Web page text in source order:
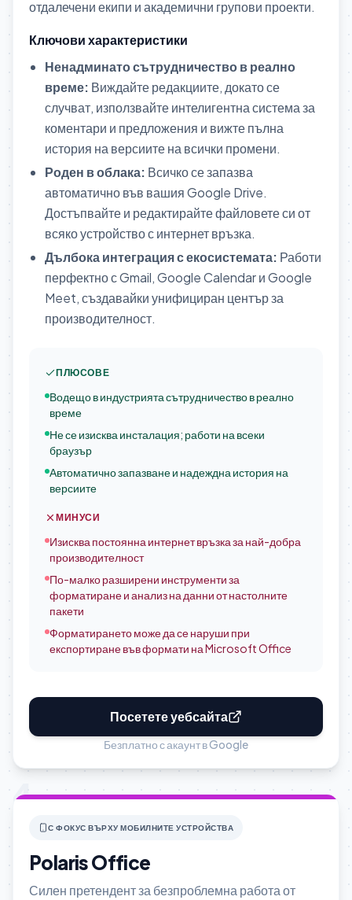
отдалечени екипи и академични групови проекти.
Ключови характеристики
Ненадминато сътрудничество в реално
време: Виждайте редакциите, докато се
случват, използвайте интелигентна система за
коментари и предложения и вижте пълна
история на версиите на всички промени.
Роден в облака: Всичко се запазва
автоматично във вашия Google Drive.
Достъпвайте и редактирайте файловете си от
всяко устройство с интернет връзка.
Дълбока интеграция с екосистемата: Работи
перфектно с Gmail, Google Calendar и Google
Meet, създавайки унифициран център за
производителност.
ПЛЮСОВЕ
Водещо в индустрията сътрудничество в реално
време
Не се изисква инсталация; работи на всеки
браузър
Автоматично запазване и надеждна история на
версиите
МИНУСИ
Изисква постоянна интернет връзка за най-добра
производителност
По-малко разширени инструменти за
форматиране и анализ на данни от настолните
пакети
Форматирането може да се наруши при
експортиране във формати на Microsoft Office
Посетете уебсайта
Безплатно с акаунт в Google
4
С ФОКУС ВЪРХУ МОБИЛНИТЕ УСТРОЙСТВА
Polaris Office
Силен претендент за безпроблемна работа от